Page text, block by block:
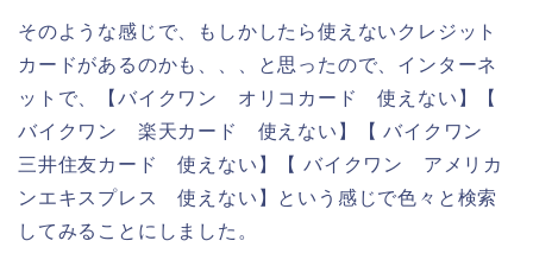
そのような感じで、もしかしたら使えないクレジット
カードがあるのかも、、、と思ったので、インターネ
ットで、【バイクワン オリコカード 使えない】【
バイクワン 楽天カード 使えない】【 バイクワン
三井住友カード 使えない】【 バイクワン アメリカ
ンエキスプレス 使えない】という感じで色々と検索
してみることにしました。